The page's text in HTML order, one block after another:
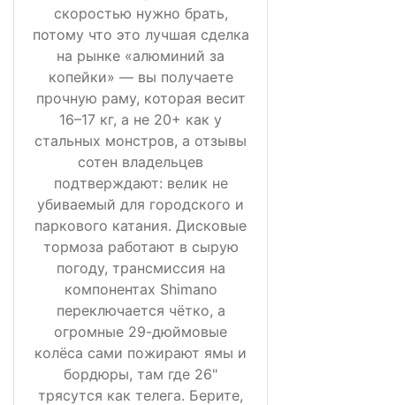
скоростью нужно брать,
потому что это лучшая сделка
на рынке «алюминий за
копейки» — вы получаете
прочную раму, которая весит
16–17 кг, а не 20+ как у
стальных монстров, а отзывы
сотен владельцев
подтверждают: велик не
убиваемый для городского и
паркового катания. Дисковые
тормоза работают в сырую
погоду, трансмиссия на
компонентах Shimano
переключается чётко, а
огромные 29-дюймовые
колёса сами пожирают ямы и
бордюры, там где 26"
трясутся как телега. Берите,